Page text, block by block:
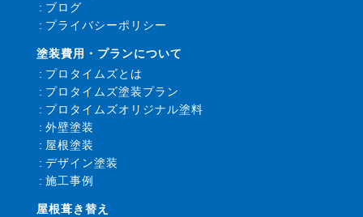
ブログ
プライバシーポリシー
塗装費用・プランについて
プロタイムズとは
プロタイムズ塗装プラン
プロタイムズオリジナル塗料
外壁塗装
屋根塗装
デザイン塗装
施工事例
屋根葺き替え